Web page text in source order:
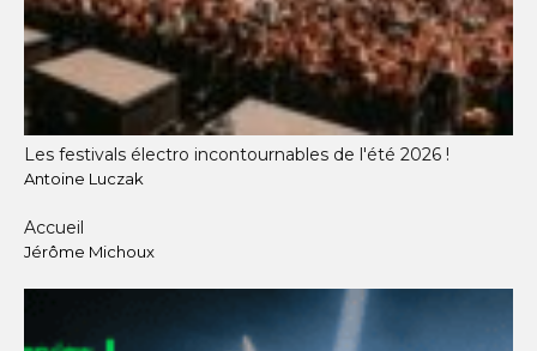
Les festivals électro incontournables de l'été 2026 !
Antoine Luczak
Accueil
Jérôme Michoux